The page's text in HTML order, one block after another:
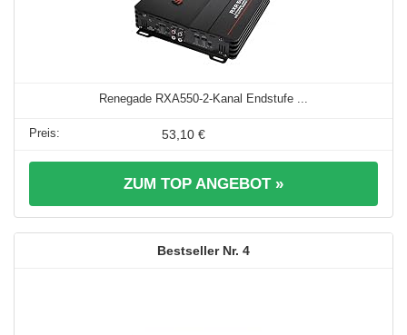
Renegade RXA550-2-Kanal Endstufe ...
53,10 €
ZUM TOP ANGEBOT »
4